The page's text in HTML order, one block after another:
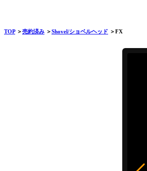
TOP＞売約済み ＞Shovel/ショベルヘッド ＞FX